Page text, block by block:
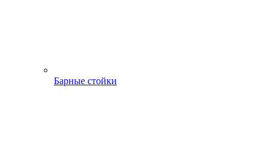
Барные стойки